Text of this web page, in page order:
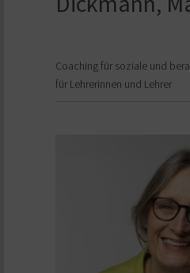
Coaching für soziale und
für Lehrerinnen und Lehrer